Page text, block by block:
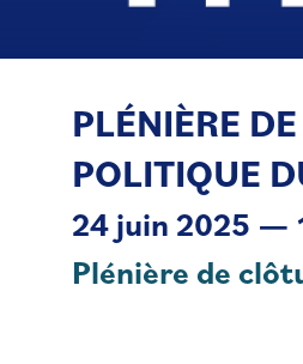
PLÉNIÈRE
POLITIQUE
24 juin 2025 —
Plénière de